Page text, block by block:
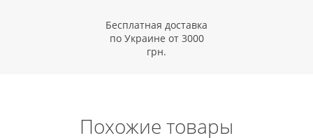
Бесплатная доставка
по Украине от 3000
грн.
Похожие товары